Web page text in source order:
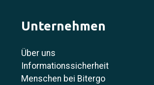
Unternehmen
Über uns
Informationssicherheit
Menschen bei Bitergo